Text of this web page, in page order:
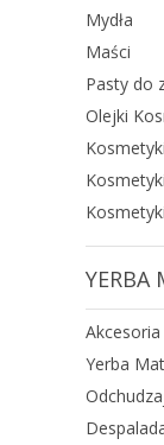
Mydła
Maści
Pasty do
Olejki
YERBA
Yerba